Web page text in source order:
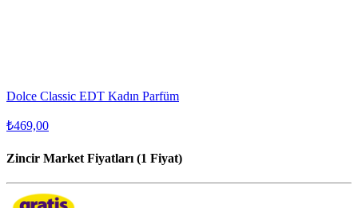
Dolce Classic EDT Kadın Parfüm
₺469,00
Zincir Market Fiyatları (1 Fiyat)